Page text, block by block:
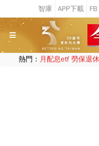
熱門： 月配息etf 勞保退